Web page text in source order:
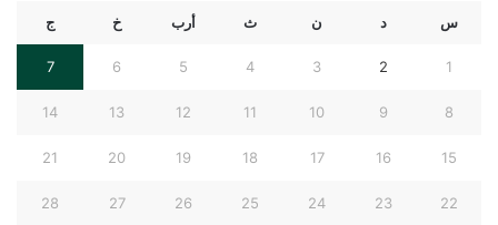
س د ن ث أرب خ ج
1
2
3
4
5
6
7
8
9
10
11
12
13
14
15
16
17
18
19
20
21
22
23
24
25
26
27
28